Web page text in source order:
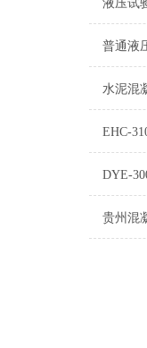
液压试
水泥混